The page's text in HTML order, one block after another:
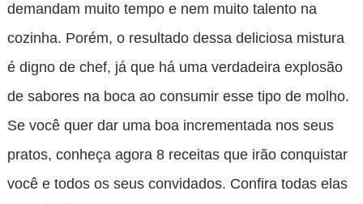
demandam muito tempo e nem muito talento na
cozinha. Porém, o resultado dessa deliciosa mistura
é digno de chef, já que há uma verdadeira explosão
de sabores na boca ao consumir esse tipo de molho.
Se você quer dar uma boa incrementada nos seus
pratos, conheça agora 8 receitas que irão conquistar
você e todos os seus convidados. Confira todas elas